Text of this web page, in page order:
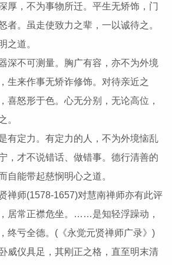
，不为事物所迁。平生无矫饰，门
者。虽走使致力之辈，一以诚待之。
之道。
不可测量。胸广有容，亦不为外境
生来作事无矫诈修饰。对待亲近之
喜怒形于色。心无分别，无论高位，
。
定力。有定力的人，不为外境恼乱
，才不说错话、做错事。德行清善的
自能带起慈悯明心之道。
师(1578-1657)对慧南禅师亦有此评
居常正襟危坐。……是知轻浮躁动，
终亏全德。(《永觉元贤禅师广录》)
仪具足，其刚正之格，直至明末清